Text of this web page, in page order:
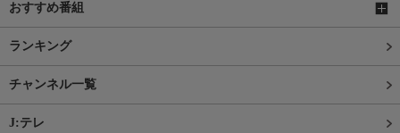
おすすめ番組
ランキング
チャンネル一覧
J:テレ